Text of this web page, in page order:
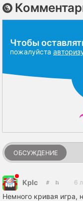
Чтобы
пожалуйста
ОБСУЖДЕНИЕ
KpIc 6
Немного кривая игра,